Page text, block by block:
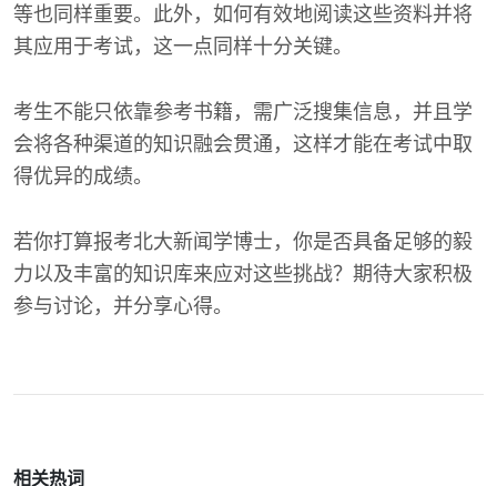
等也同样重要。此外，如何有效地阅读这些资料并将
其应用于考试，这一点同样十分关键。
考生不能只依靠参考书籍，需广泛搜集信息，并且学
会将各种渠道的知识融会贯通，这样才能在考试中取
得优异的成绩。
若你打算报考北大新闻学博士，你是否具备足够的毅
力以及丰富的知识库来应对这些挑战？期待大家积极
参与讨论，并分享心得。
相关热词